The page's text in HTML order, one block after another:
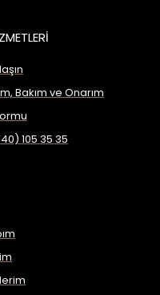
Bakım ve Onarım
105 35 35